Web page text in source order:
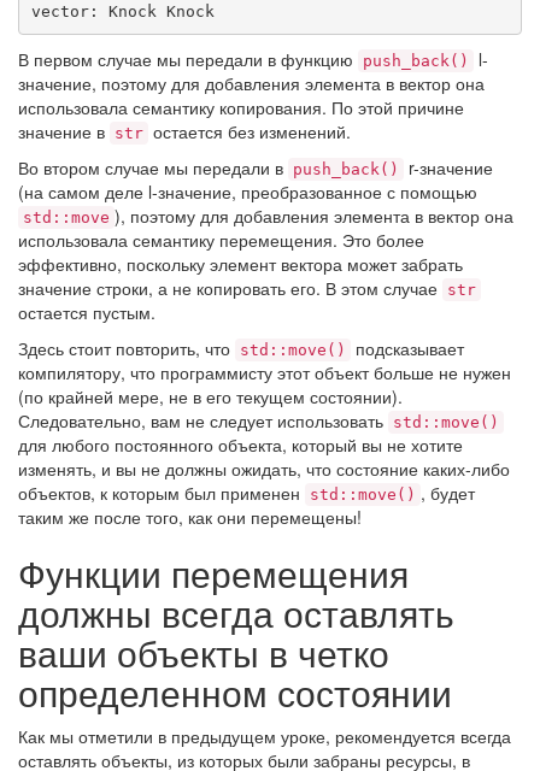
vector: Knock Knock
В первом случае мы передали в функцию push_back()
l-
значение, поэтому для добавления элемента в вектор она
использовала семантику копирования. По этой причине
значение в str остается без изменений.
Во втором случае мы передали в push_back()
r-значение
(на самом деле l-значение, преобразованное с помощью
std::move ), поэтому для добавления элемента в вектор она
использовала семантику перемещения. Это более
эффективно, поскольку элемент вектора может забрать
значение строки, а не копировать его. В этом случае str
остается пустым.
Здесь стоит повторить, что std::move()
подсказывает
компилятору, что программисту этот объект больше не нужен
(по крайней мере, не в его текущем состоянии).
Следовательно, вам не следует использовать std::move()
для любого постоянного объекта, который вы не хотите
изменять, и вы не должны ожидать, что состояние каких-либо
объектов, к которым был применен
std::move() , будет
таким же после того, как они перемещены!
Функции перемещения
должны всегда оставлять
ваши объекты в четко
определенном состоянии
Как мы отметили в предыдущем уроке, рекомендуется всегда
оставлять объекты, из которых были забраны ресурсы, в